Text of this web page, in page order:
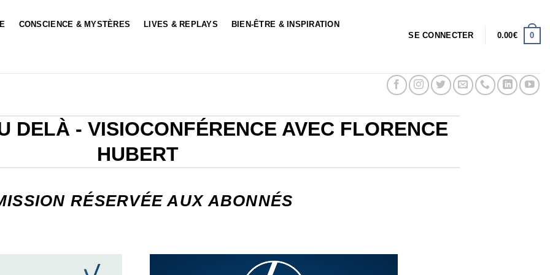
CONSCIENCE & MYSTÈRES LIVES & REPLAYS
BIEN-ÊTRE & INSPIRATION
SE CONNECTER
0.00€ 0
DELÀ - VISIOCONFÉRENCE AVEC FLORENCE
HUBERT
RÉSERVÉE AUX ABONNÉS